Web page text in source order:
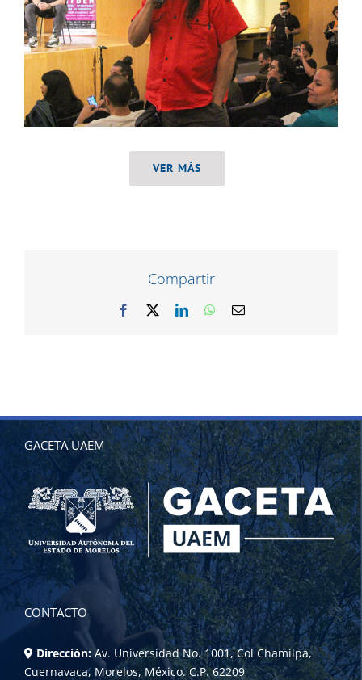
VER MÁS
Compartir
Facebook LinkedInWhatsApp
Correo
GACETA UAEM
CONTACTO
Dirección: Av. Universidad No. 1001, Col Chamilpa,
Cuernavaca, Morelos, México. C.P. 62209